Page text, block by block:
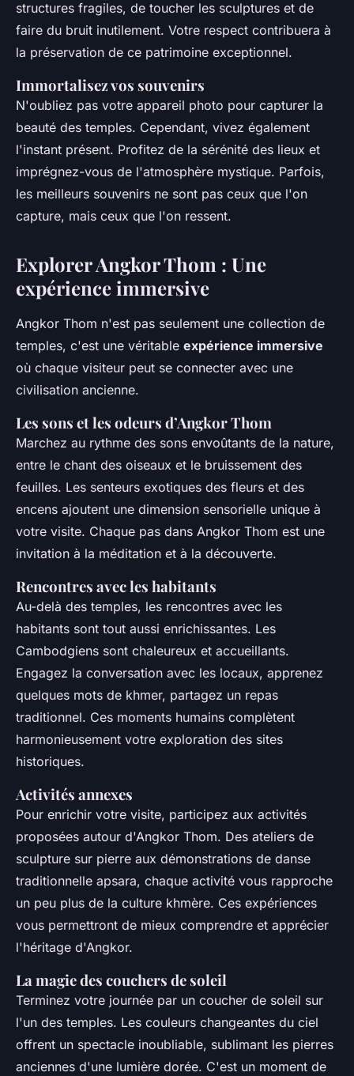
structures fragiles, de toucher les sculptures et de
faire du bruit inutilement. Votre respect contribuera à
la préservation de ce patrimoine exceptionnel.
Immortalisez vos souvenirs
N'oubliez pas votre appareil photo pour capturer la
beauté des temples. Cependant, vivez également
l'instant présent. Profitez de la sérénité des lieux et
imprégnez-vous de l'atmosphère mystique. Parfois,
les meilleurs souvenirs ne sont pas ceux que l'on
capture, mais ceux que l'on ressent.
Explorer Angkor Thom : Une
expérience immersive
Angkor Thom n'est pas seulement une collection de
temples, c'est une véritable expérience immersive
où chaque visiteur peut se connecter avec une
civilisation ancienne.
Les sons et les odeurs d’Angkor Thom
Marchez au rythme des sons envoûtants de la nature,
entre le chant des oiseaux et le bruissement des
feuilles. Les senteurs exotiques des fleurs et des
encens ajoutent une dimension sensorielle unique à
votre visite. Chaque pas dans Angkor Thom est une
invitation à la méditation et à la découverte.
Rencontres avec les habitants
Au-delà des temples, les rencontres avec les
habitants sont tout aussi enrichissantes. Les
Cambodgiens sont chaleureux et accueillants.
Engagez la conversation avec les locaux, apprenez
quelques mots de khmer, partagez un repas
traditionnel. Ces moments humains complètent
harmonieusement votre exploration des sites
historiques.
Activités annexes
Pour enrichir votre visite, participez aux activités
proposées autour d'Angkor Thom. Des ateliers de
sculpture sur pierre aux démonstrations de danse
traditionnelle apsara, chaque activité vous rapproche
un peu plus de la culture khmère. Ces expériences
vous permettront de mieux comprendre et apprécier
l'héritage d'Angkor.
La magie des couchers de soleil
Terminez votre journée par un coucher de soleil sur
l'un des temples. Les couleurs changeantes du ciel
offrent un spectacle inoubliable, sublimant les pierres
anciennes d'une lumière dorée. C'est un moment de